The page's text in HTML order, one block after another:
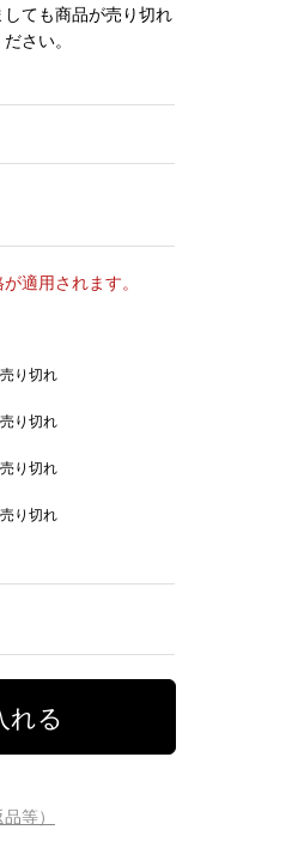
ても商品が売り切れ
さい。
適用されます。
り切れ
り切れ
り切れ
り切れ
等）